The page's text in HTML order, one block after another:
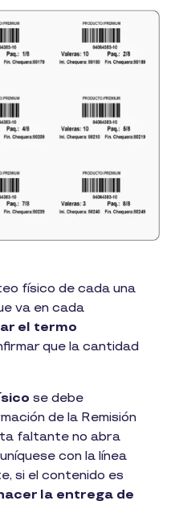
físico de cada una
va en cada
el termo
que la cantidad
se debe
de la Remisión
faltante no abra
con la línea
si el contenido es
la entrega de